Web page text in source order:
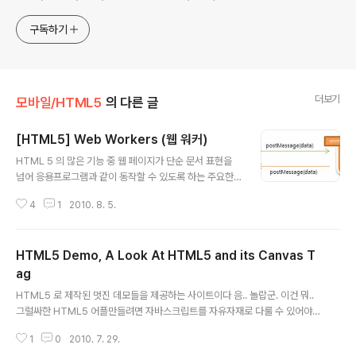
술 분야를 위주로 글을 채워나갈 예정입니다. 간혹 무의미한
잡설도 포함한채...
구독하기
모바일/HTML5 의 다른 글 더보기
[HTML5] Web Workers (웹 워커)
HTML 5 의 많은 기능 중 웹 페이지가 단순 문서 표현을
넘어 응용프로그램과 같이 동작할 수 있도록 하는 주요한
응용프로그램들은 멀티 프로세스, 멀티 쓰레드를 구현하고
밖에 없었다 만일 값을 반환하기까지 작업이 오래 걸리는
스크립트를 수행한다면 다른 UI 작업을 스크립트 작업이
종료될 때 까지 대기해야만 했다 그러나 HTML 5 에는 W
eb Worker 라는 스펙을 추가 했으며 브라우저에서는 이
를 설계하기에 이르렀다 롱~타임(Long~ Time) 작업은
4 1 2010. 8. 5.
HTML5 Demo, A Look At HTML5 and its Canvas T
ag
HTML5 로 제작된 멋진 데모들을 제공하는 사이트이다 음.. 놀랍군. 이건 뭐..
그럴싸한 HTML5 어플만들려면 자바스크립트를 자유자재로 다룰 수 있어야
anvas/ 자바스크립트의 영역이 이렇게 커질(?)줄 몰랐다. 아오~ 우리 프로젝
1 0 2010. 7. 29.